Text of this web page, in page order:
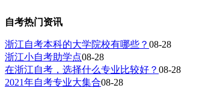
自考热门资讯
浙江自考本科的大学院校有哪些？ 08-28
浙江小自考助学点08-28
在浙江自考，选择什么专业比较好？ 08-28
2021年自考专业大集合08-28